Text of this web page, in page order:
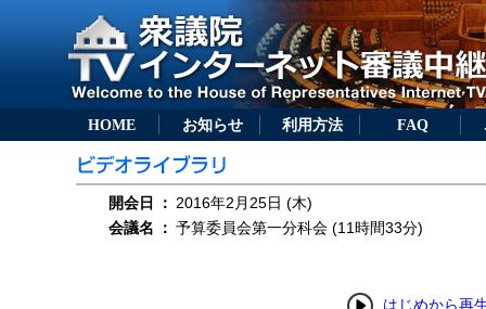
HOME お知らせ 利用方法 FAQ
開会日 ： 2016年2月25日 (木)
会議名
： 予算委員会第一分科会 (11時間33分)
はじめから再